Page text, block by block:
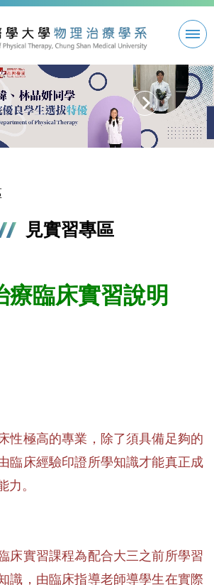
見實習專區
療臨床實習說明
性極高的專業，除了須具備足夠的
臨床經驗印證所學知識才能真正成
力。
床實習課程為配合大三之前所學習
識，由臨床指導老師導學生在實際